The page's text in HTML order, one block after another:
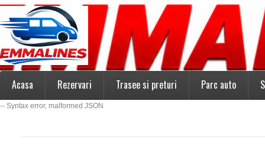
Acasa Rezervari Trasee si preturi Parc auto
-- Syntax error, malformed JSON